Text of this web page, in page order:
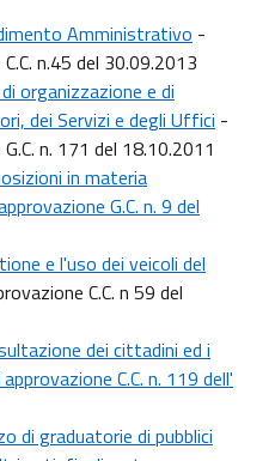
Amministrativo -
n.45 del 30.09.2013
organizzazione e di
dei Servizi e degli Uffici -
n. 171 del 18.10.2011
in materia
G.C. n. 9 del
e l'uso dei veicoli del
C.C. n 59 del
dei cittadini ed i
C.C. n. 119 dell'
di graduatorie di pubblici